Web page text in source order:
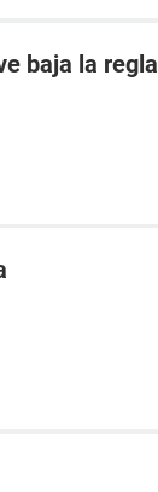
baja la regla